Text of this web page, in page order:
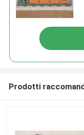
Prodotti